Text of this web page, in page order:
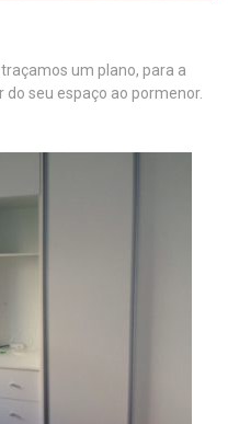
um plano, para a
seu espaço ao pormenor.